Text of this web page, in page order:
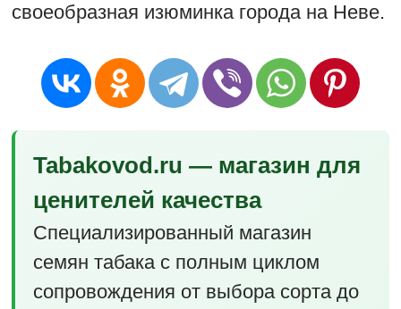
своеобразная изюминка города на Неве.
Tabakovod.ru — магазин для
ценителей качества
Специализированный магазин
семян табака с полным циклом
сопровождения от выбора сорта до